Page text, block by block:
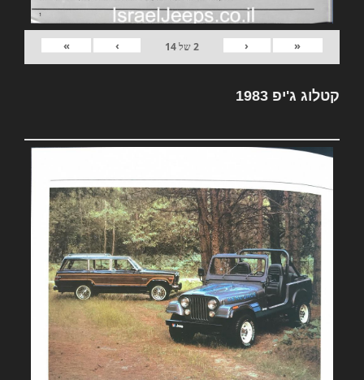
«
‹
2של14
›
»
קטלוג ג'יפ 1983